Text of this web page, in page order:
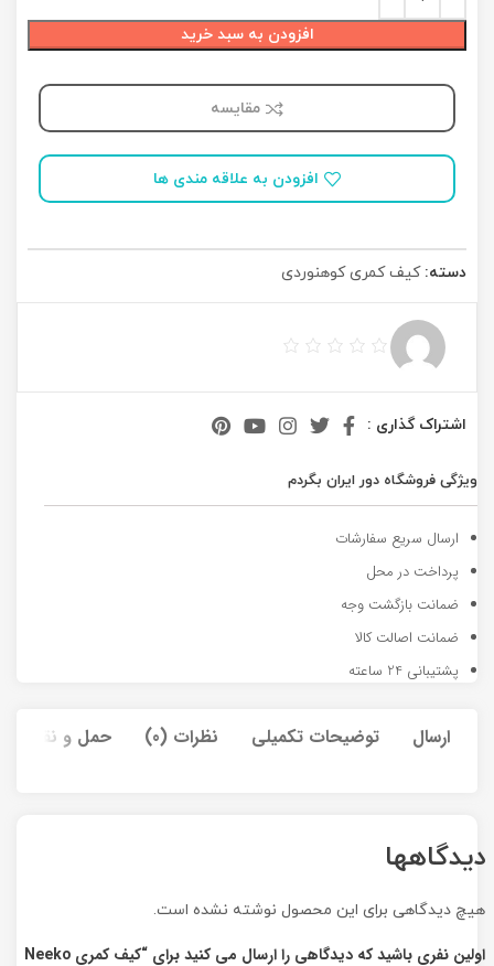
افزودن به سبد خرید
مقایسه
افزودن به علاقه مندی ها
دسته: کیف کمری کوهنوردی
اشتراک گذاری :
ویژگی فروشگاه دور ایران بگردم
ارسال سریع سفارشات
پرداخت در محل
ضمانت بازگشت وجه
ضمانت اصالت کالا
پشتیبانی 24 ساعته
ارسال توضیحات تکمیلی نظرات (0) حمل و نقل کالا
دیدگاهها
هیچ دیدگاهی برای این محصول نوشته نشده است.
اولین نفری باشید که دیدگاهی را ارسال می کنید برای “کیف کمری Neeko